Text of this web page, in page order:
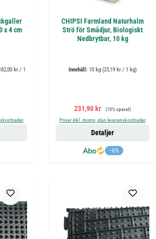
x 4 cm
kr / 1
CHIPSI Farmland Naturhalm
Strö för Smådjur, Biologiskt
Nedbrytbar, 10 kg
Innehåll: 10 kg (23,19 kr / 1 kg)
Försäljningspris:
231,90 kr Ordinarie pris:
(10% sparat)
Priser inkl. moms, plus leveranskostnader
−6%
Detaljer